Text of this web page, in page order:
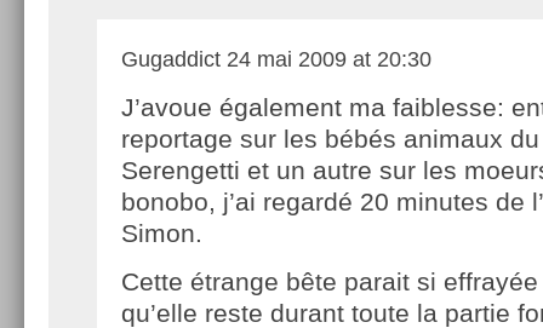
Gugaddict 24 mai 2009 at 20:30
J’avoue également ma faiblesse:
reportage sur les bébés animaux du
Serengetti et un autre sur les
bonobo, j’ai regardé 20 minutes de
Simon.
Cette étrange bête parait si
qu’elle reste durant toute la partie